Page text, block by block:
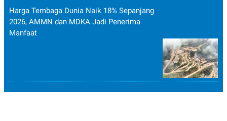
Harga Tembaga Dunia Naik 18% Sepanjang
2026, AMMN dan MDKA Jadi Penerima
Manfaat